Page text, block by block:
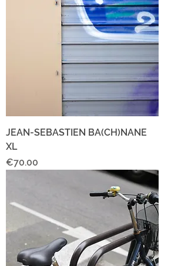
JEAN-SEBASTIEN BA(CH)NANE
XL
Price
€70.00